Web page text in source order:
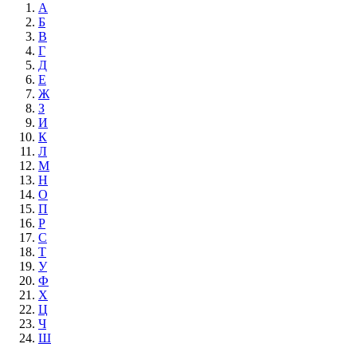
А
Б
В
Г
Д
Е
Ж
З
И
К
Л
М
Н
О
П
Р
С
Т
У
Ф
Х
Ц
Ч
Ш